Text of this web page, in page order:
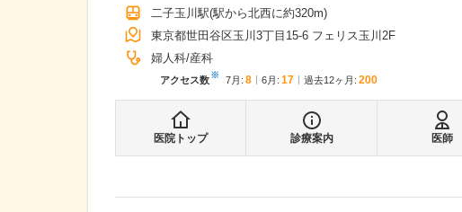
二子玉川駅(駅から北西に約320m)
東京都世田谷区玉川3丁目15-6 フェリス玉川2F
婦人科 産科
アクセス数※ 7月 : 8 6月 : 17 過去12ヶ月: 200
医院トップ 診療案内 医師